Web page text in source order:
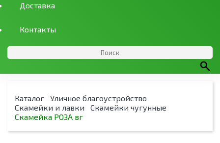
Доставка
Контакты
Каталог
Уличное благоустройство
Скамейки и лавки
Скамейки чугунные
Скамейка РОЗА вг